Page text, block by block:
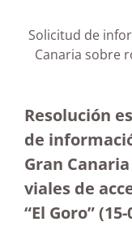
Solicitud de
Canaria sobre
Resolución
de
Gran
viales de
“El Goro”(15-